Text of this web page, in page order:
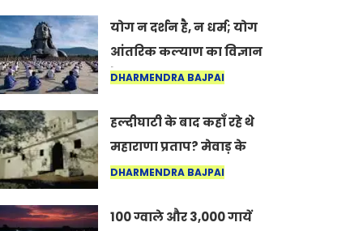
योग न दर्शन है, न धर्म; योग
आंतरिक कल्याण का विज्ञान
है: अंतरराष्ट्रीय योग दिवस
DHARMENDRA BAJPAI
हल्दीघाटी के बाद कहाँ रहे थे
महाराणा प्रताप? मेवाड़ के
इतिहास का वह अनकहा
में जीवित है
DHARMENDRA BAJPAI
100 ग्वाले और 3,000 गायें